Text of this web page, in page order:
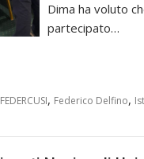
Dima ha voluto
partecipato…
FEDERCUSI, Federico Delfino,